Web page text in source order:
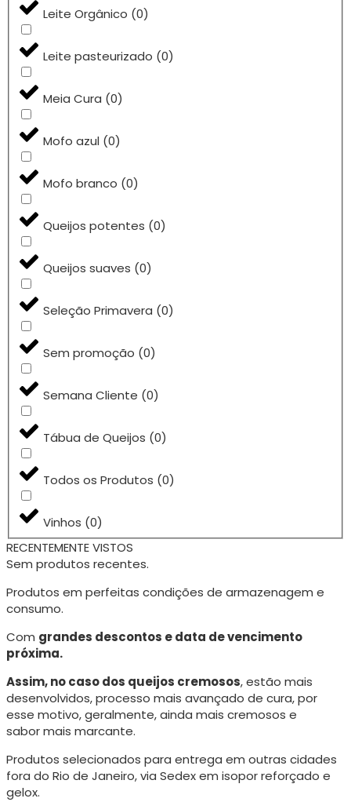
Leite Orgânico (0)
Leite pasteurizado (0)
Meia Cura (0)
Mofo azul (0)
Mofo branco (0)
Queijos potentes (0)
Queijos suaves (0)
Seleção Primavera (0)
Sem promoção (0)
Semana Cliente (0)
Tábua de Queijos (0)
Todos os Produtos (0)
Vinhos (0)
RECENTEMENTE VISTOS
Sem produtos recentes.
Produtos em perfeitas condições de armazenagem e
consumo.
Com grandes descontos e data de vencimento
próxima.
Assim, no caso dos queijos cremosos, estão mais
desenvolvidos, processo mais avançado de cura, por
esse motivo, geralmente, ainda mais cremosos e
sabor mais marcante.
Produtos selecionados para entrega em outras cidades
fora do Rio de Janeiro, via Sedex em isopor reforçado e
gelox.